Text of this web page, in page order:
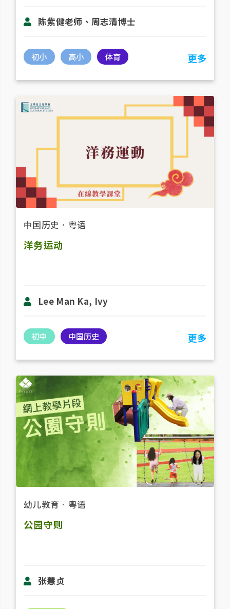
陈紫健老师、周志清博士
初小 高小 体育 更多
中国历史 ． 粤语
洋务运动
Lee Man Ka, Ivy
初中 中国历史 更多
幼儿教育 ． 粤语
公园守则
张慧贞